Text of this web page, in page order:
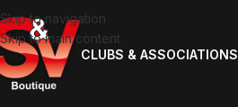
Skip to navigation
Skip to main content
CLUBS & ASSOCIATIONS